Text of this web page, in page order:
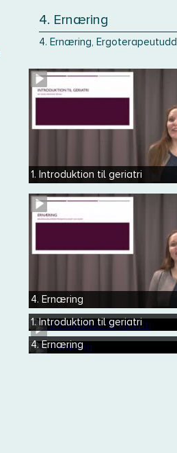
4. Ernæring
4. Ernæring,
1. Introduktion til geriatri
4. Ernæring
1. Introduktion til geriatri
4. Ernæring